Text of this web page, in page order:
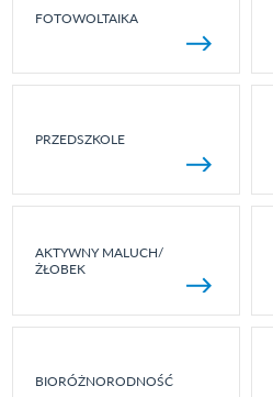
FOTOWOLTAIKA
PRZEDSZKOLE
AKTYWNY MALUCH/
ŻŁOBEK
BIORÓŻNORODNOŚĆ